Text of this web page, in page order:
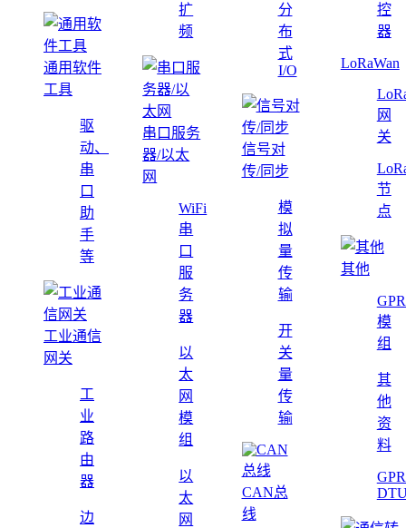
通用软件
工具
驱
动、
串
口
助
手
等
工业通信
网关
工
业
路
由
器
边
扩
频
串口服务
器/以太
网
WiFi
串
口
服
务
器
以
太
网
模
组
以
太
网
分
布
式
I/O
信号对
传/同步
模
拟
量
传
输
开
关
量
传
输
CAN总
线
控
器
LoRaWan
网
关
节
点
其他
模
组
其
他
资
料